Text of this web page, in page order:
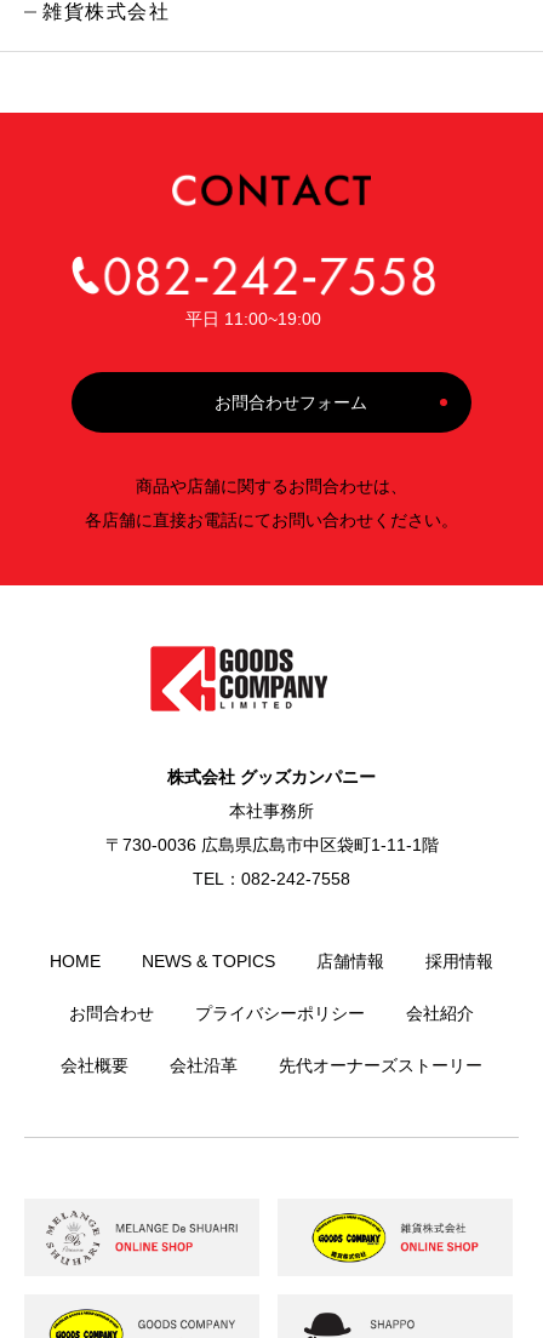
雑貨株式会社
平日 11:00~19:00
お問合わせフォーム
商品や店舗に関するお問合わせは、
各店舗に直接お電話にてお問い合わせください。
株式会社 グッズカンパニー
本社事務所
〒730-0036 広島県広島市中区袋町1-11-1階
TEL：082-242-7558
HOME NEWS & TOPICS 店舗情報 採用情報
お問合わせ プライバシーポリシー 会社紹介
会社概要 会社沿革 先代オーナーズストーリー